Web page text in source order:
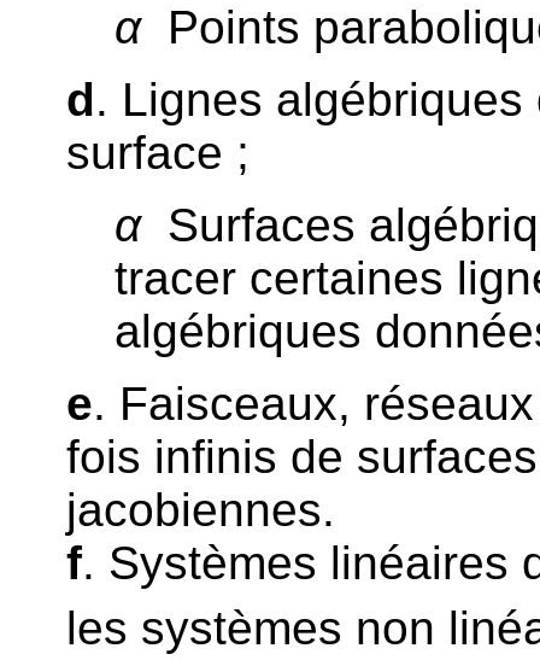
αPoints
d. Lignes
surface ;
αSurfaces
tracer certaines
algébriques
e. Faisceaux,
fois infinis de
jacobiennes.
f. Systèmes linéaires
les systèmes non